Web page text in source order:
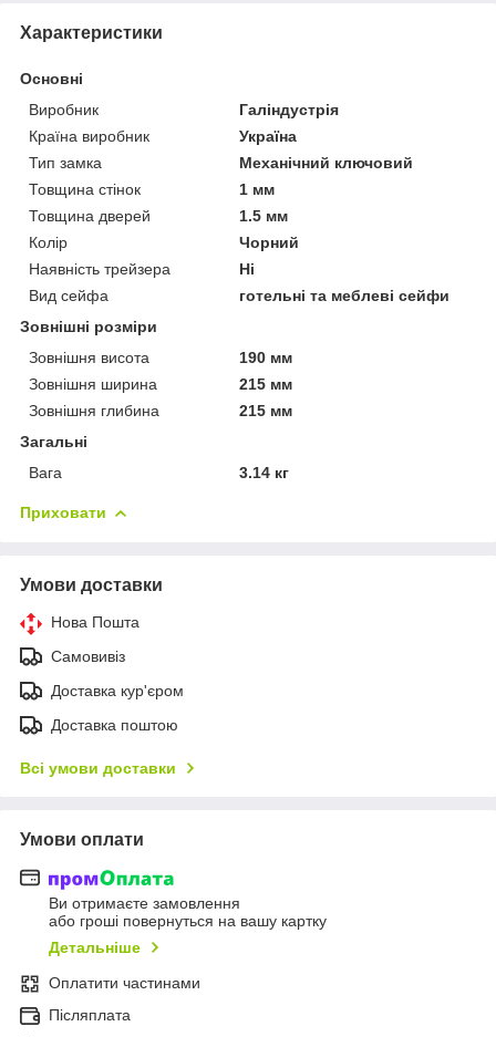
Характеристики
Основні
Виробник
Галіндустрія
Країна виробник
Україна
Тип замка
Механічний ключовий
Товщина стінок
1 мм
Товщина дверей
1.5 мм
Колір
Чорний
Наявність трейзера
Ні
Вид сейфа
готельні та меблеві сейфи
Зовнішні розміри
Зовнішня висота
190 мм
Зовнішня ширина
215 мм
Зовнішня глибина
215 мм
Загальні
Вага
3.14 кг
Приховати
Умови доставки
Нова Пошта
Самовивіз
Доставка кур'єром
Доставка поштою
Всі умови доставки
Умови оплати
Ви отримаєте замовлення
або гроші повернуться на вашу картку
Детальніше
Оплатити частинами
Післяплата